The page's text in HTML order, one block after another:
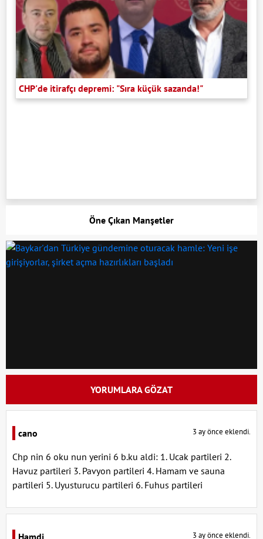
CHP'de itirafçı depremi: "Sıra küçük sazanda!"
Öne Çıkan Manşetler
YORUMLARA GÖZAT
cano 3 ay önce eklendi.
Chp nin 6 oku nun yerini 6 b.ku aldi: 1. Ucak partileri 2.
Havuz partileri 3. Pavyon partileri 4. Hamam ve sauna
partileri 5. Uyusturucu partileri 6. Fuhus partileri
3 ay önce eklendi.